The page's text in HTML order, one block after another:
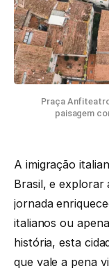
Praça
paisagem
A imigração
Brasil, e explorar
jornada
italianos ou
história, esta
que vale a pena